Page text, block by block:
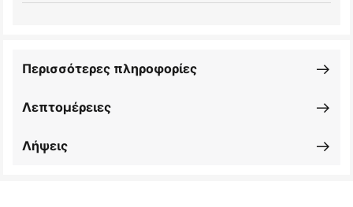
Λεπτομέρειες
Περισσότερες πληροφορίες
Λήψεις